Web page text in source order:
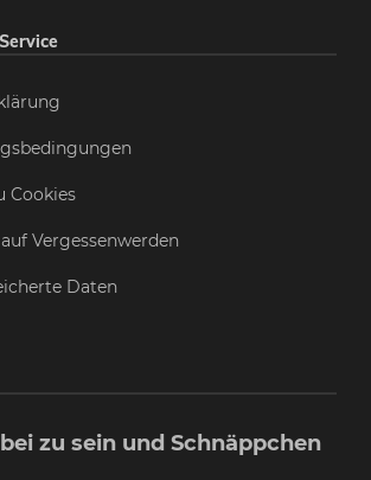
Cookies
Vergessenwerden
Daten
zu sein und Schnäppchen